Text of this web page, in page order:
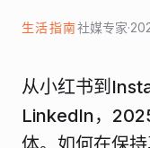
生活指南社媒专家·
从小红书到
LinkedIn，